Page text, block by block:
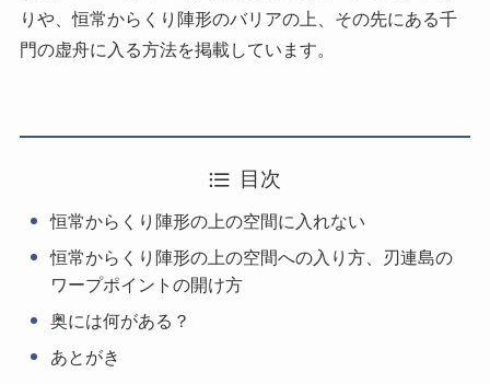
りや、恒常からくり陣形のバリアの上、その先にある千
門の虚舟に入る方法を掲載しています。
目次
恒常からくり陣形の上の空間に入れない
恒常からくり陣形の上の空間への入り方、刃連島の
ワープポイントの開け方
奥には何がある？
あとがき